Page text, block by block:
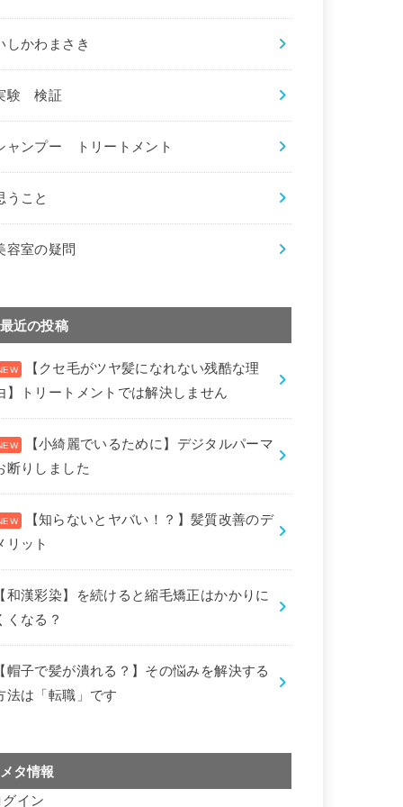
しかわまさき
験 検証
ャンプー トリートメント
うこと
容室の疑問
最近の投稿
【クセ毛がツヤ髪になれない残酷な理
】トリートメントでは解決しません
【小綺麗でいるために】デジタルパーマ
断りしました
【知らないとヤバい！？】髪質改善のデ
リット
和漢彩染】を続けると縮毛矯正はかかりに
くなる？
帽子で髪が潰れる？】その悩みを解決する
法は「転職」です
メタ情報
グイン